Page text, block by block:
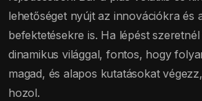
lehetőséget nyújt az innovációkra és
befektetésekre is. Ha lépést
dinamikus világgal, fontos, hogy
magad, és alapos kutatásokat
hozol.